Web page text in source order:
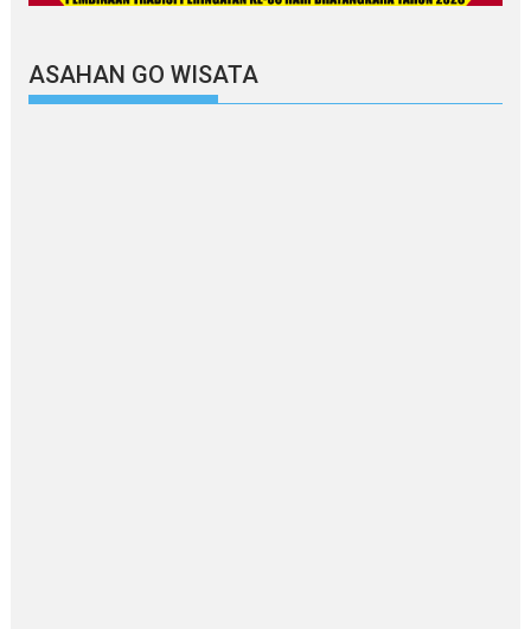
ASAHAN GO WISATA